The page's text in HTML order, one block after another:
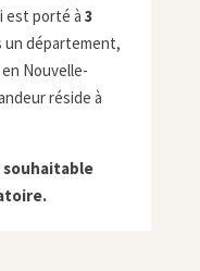
est porté à 3
un département,
Nouvelle-
réside à
souhaitable